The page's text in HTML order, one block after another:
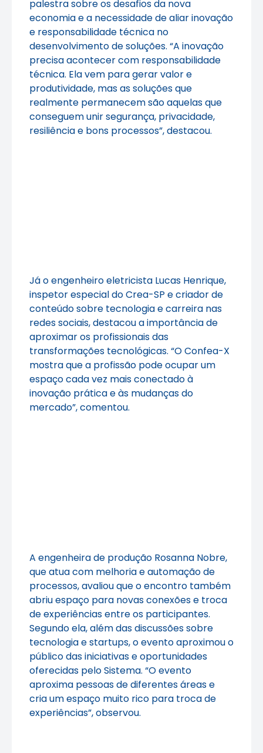
palestra sobre os desafios da nova
economia e a necessidade de aliar inovação
e responsabilidade técnica no
desenvolvimento de soluções. “A inovação
precisa acontecer com responsabilidade
técnica. Ela vem para gerar valor e
produtividade, mas as soluções que
realmente permanecem são aquelas que
conseguem unir segurança, privacidade,
resiliência e bons processos”, destacou.
Já o engenheiro eletricista Lucas Henrique,
inspetor especial do Crea-SP e criador de
conteúdo sobre tecnologia e carreira nas
redes sociais, destacou a importância de
aproximar os profissionais das
transformações tecnológicas. “O Confea-X
mostra que a profissão pode ocupar um
espaço cada vez mais conectado à
inovação prática e às mudanças do
mercado”, comentou.
A engenheira de produção Rosanna Nobre,
que atua com melhoria e automação de
processos, avaliou que o encontro também
abriu espaço para novas conexões e troca
de experiências entre os participantes.
Segundo ela, além das discussões sobre
tecnologia e startups, o evento aproximou o
público das iniciativas e oportunidades
oferecidas pelo Sistema. “O evento
aproxima pessoas de diferentes áreas e
cria um espaço muito rico para troca de
experiências”, observou.